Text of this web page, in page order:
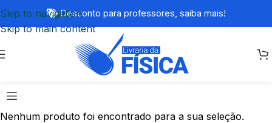
Skip to navigation
Skip to main content
Desconto para professores, saiba mais!
Nenhum produto foi encontrado para a sua seleção.